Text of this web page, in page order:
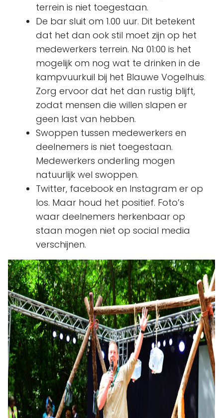
terrein is niet toegestaan.
De bar sluit om 1.00 uur. Dit betekent
dat het dan ook stil moet zijn op het
medewerkers terrein. Na 01:00 is het
mogelijk om nog wat te drinken in de
kampvuurkuil bij het Blauwe Vogelhuis.
Zorg ervoor dat het dan rustig blijft,
zodat mensen die willen slapen er
geen last van hebben.
Swoppen tussen medewerkers en
deelnemers is niet toegestaan.
Medewerkers onderling mogen
natuurlijk wel swoppen.
Twitter, facebook en Instagram er op
los. Maar houd het positief. Foto’s
waar deelnemers herkenbaar op
staan mogen niet op social media
verschijnen.